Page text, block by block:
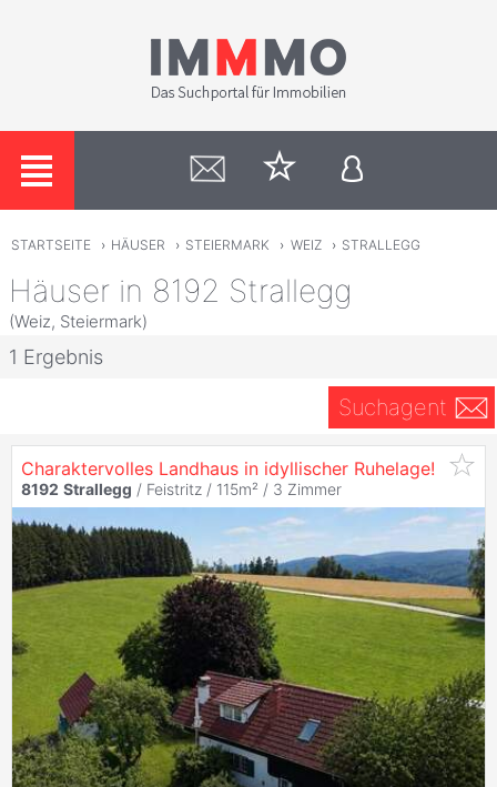
STARTSEITE › HÄUSER › STEIERMARK › WEIZ › STRALLEGG
Häuser in 8192 Strallegg
(Weiz, Steiermark)
1 Ergebnis
Suchagent
Charaktervolles Landhaus in idyllischer Ruhelage!
8192 Strallegg / Feistritz / 115m² / 3 Zimmer